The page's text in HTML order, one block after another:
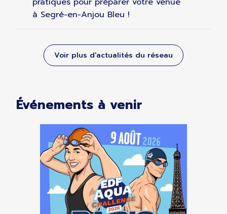
à Segré-en-Anjou Bleu !
Voir plus d'actualités du réseau
Événements à venir